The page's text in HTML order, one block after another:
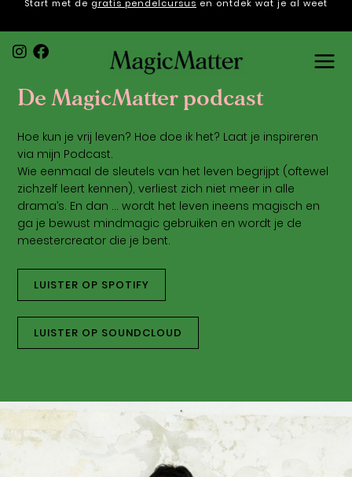
de
inhoud
Start met de gratis pendelcursus en ontdek wat je al weet
n
s
a
g
r
a
m
c
b
o
o
k
De MagicMatter podcast
Hoe kun je vrij leven? Hoe doe ik het? Laat je inspireren
via mijn Podcast.
Wie eenmaal de sleutels van het leven begrijpt (oftewel
zichzelf leert kennen), verliest zich niet meer in alle
drama’s. En dan … wordt het leven ineens magisch en
ga je bewust mindmagic gebruiken en wordt je de
meestercreator die je bent.
LUISTER OP SPOTIFY
LUISTER OP SOUNDCLOUD